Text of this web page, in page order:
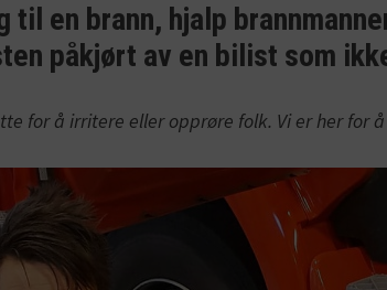
til en brann, hjalp
påkjørt av en bilist som
for å irritere eller opprøre folk. Vi er her for